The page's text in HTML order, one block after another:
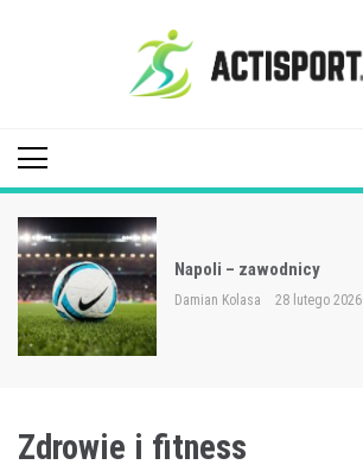
Napoli – zawodnicy
Damian Kolasa 28 lutego 2026
Zdrowie i fitness